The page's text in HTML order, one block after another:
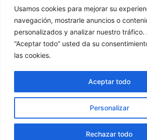
Usamos cookies para mejorar su
navegación, mostrarle anuncios o
personalizados y analizar nuestro tráfico.
“Aceptar todo” usted da su
las cookies.
Personalizar
Rechazar todo
Aceptar todo
Badajoz 100, of. 820 Las Condes, Santiago,
Plaza Sn. Cristóbal 14, Alicante,
Políticas de privacidad
n
s
a
g
r
i
n
e
d
Copyright BRANDLEX GROUP, S.L.
reserved.